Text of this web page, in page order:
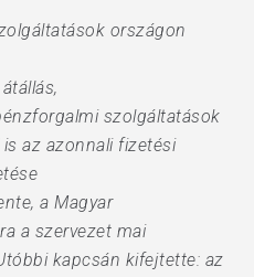
országon
szolgáltatások
az azonnali fizetési
a Magyar
a szervezet mai
kapcsán kifejtette: az